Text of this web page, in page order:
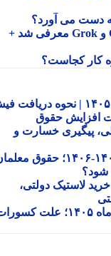
می آورد؟
ساعت هوشمند رولمی مجهز به ChatGPT و Grok معرفی شد +
کجاست؟
فیش حقوقی بازنشستگان تامین اجتماعی ۱۴۰۵ | نحوه دریافت فیش
حقوق
پیگیری خسارت و
حکم حقوقی نومعلمان در سال تحصیلی ۱۴۰۵-۱۴۰۶؛ حقوق معلمان
سامانه خرید لاستیک دولتی،
کسر از حقوق بازنشستگان کشوری در تیرماه ۱۴۰۵؛ علت کسورات